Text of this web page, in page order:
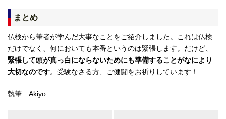
まとめ
仏検から筆者が学んだ大事なことをご紹介しました。これは仏検
だけでなく、何においても本番というのは緊張します。だけど、
緊張して頭が真っ白にならないためにも準備することがなにより
大切なのです。受験なさる方、ご健闘をお祈りしています！
執筆 Akiyo